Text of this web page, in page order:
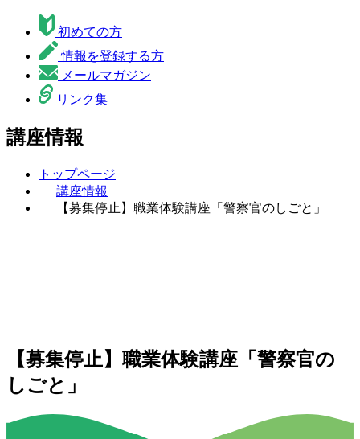
初めての方
情報を登録する方
メールマガジン
リンク集
講座情報
トップページ
講座情報
【募集停止】職業体験講座「警察官のしごと」
【募集停止】職業体験講座「警察官の
しごと」